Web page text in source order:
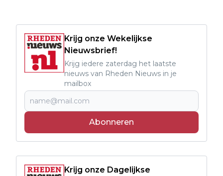
Krijg onze Wekelijkse
Nieuwsbrief!
Krijg iedere zaterdag het laatste
nieuws van Rheden Nieuws in je
mailbox
Abonneren
Krijg onze Dagelijkse